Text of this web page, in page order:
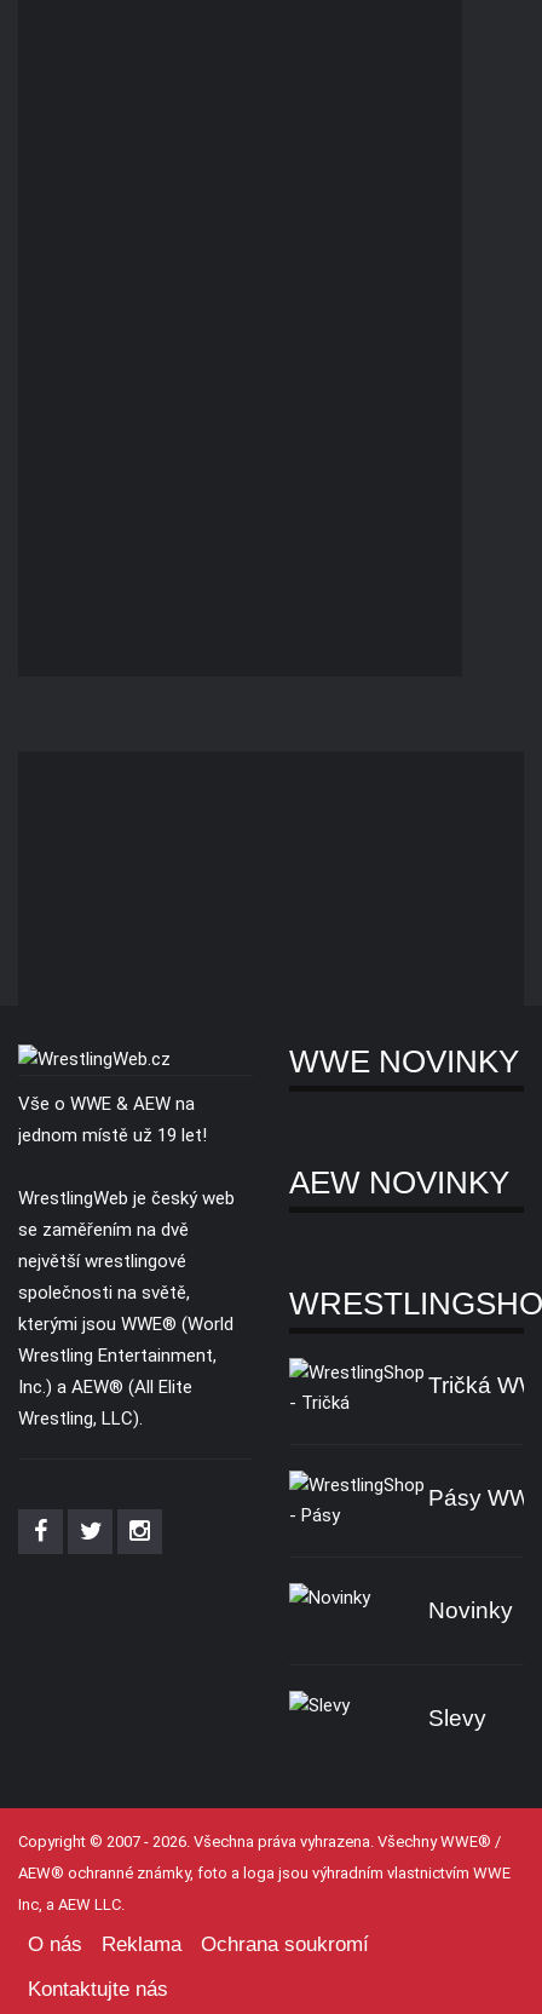
Vše o WWE & AEW na
jednom místě už 19 let!
WrestlingWeb je český web
se zaměřením na dvě
největší wrestlingové
společnosti na světě,
kterými jsou WWE® (World
Wrestling Entertainment,
Inc.) a AEW® (All Elite
Wrestling, LLC).
WWE NOVINKY
AEW NOVINKY
Tričká
Pásy
Novinky
Slevy
Copyright © 2007 - 2026. Všechna práva vyhrazena. Všechny WWE® /
AEW® ochranné známky, foto a loga jsou výhradním vlastnictvím WWE
Inc, a AEW LLC.
O nás Reklama
Ochrana soukromí
Kontaktujte nás